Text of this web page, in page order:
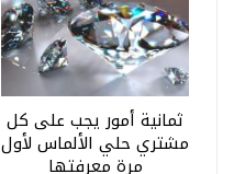
ثمانية أمور يجب على كل
مشتري حلي الألماس لأول
مرة معرفتها